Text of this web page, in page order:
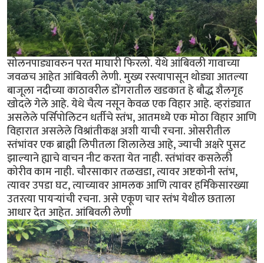
सोलनपाड्यावरुन परत माघारी फिरलो. येथे आंबिवली गावाच्या
जवळच आहेत आंबिवली लेणी. मुख्य रस्त्यापासून थोड्या आतल्या
बाजूला नदीच्या काठावरील डोंगरातील खडकात हे बौद्ध शैलगृह
खोदले गेले आहे. येथे चैत्य नसून केवळ एक विहार आहे. व्हरांड्यात
असलेले पर्सिपोलिटन धर्तीचे स्तंभ, आतमध्ये एक मोठा विहार आणि
विहारात असलेले विश्रांतीकक्ष अशी याची रचना. ओसरीतील
स्तंभांवर एक ब्राह्मी लिपीतला शिलालेख आहे, ज्याची अक्षरे पुसट
झाल्याने ह्याचे वाचन नीट करता येत नाही. स्तंभांवर कसलेली
कोरीव काम नाही. चौरसाकार तळखडा, त्यावर अष्टकोनी स्तंभ,
त्यावर उपडा घट, त्याच्यावर आमलक आणि त्यावर हर्मिकेसारख्या
उतरत्या पायर्‍यांची रचना. असे एकूण चार स्तंभ येथील छताला
आधार देत आहेत. आंबिवली लेणी